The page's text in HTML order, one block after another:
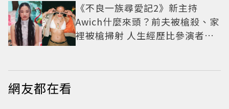
《不良一族尋愛記2》新主持
Awich什麼來頭？前夫被槍殺、家
裡被槍掃射 人生經歷比參演者還
網友都在看